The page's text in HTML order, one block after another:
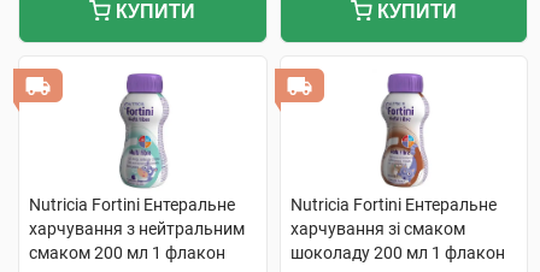
КУПИТИ КУПИТИ
Nutricia Fortini Ентеральне
харчування з нейтральним
смаком 200 мл 1 флакон
Nutricia Fortini Ентеральне
харчування зі смаком
шоколаду 200 мл 1 флакон